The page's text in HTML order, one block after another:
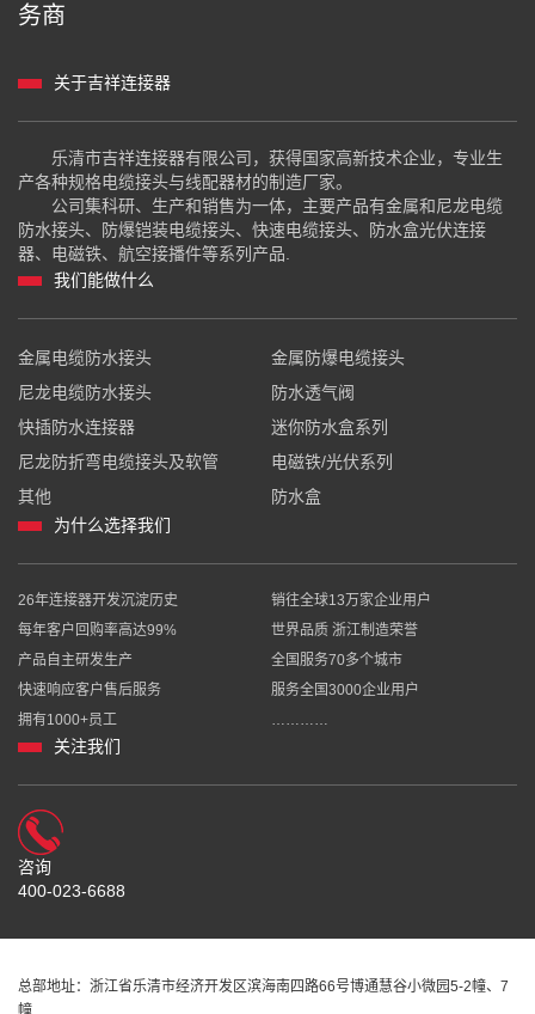
务商
关于吉祥连接器
乐清市吉祥连接器有限公司，获得国家高新技术企业，专业生
产各种规格电缆接头与线配器材的制造厂家。
公司集科研、生产和销售为一体，主要产品有金属和尼龙电缆
防水接头、防爆铠装电缆接头、快速电缆接头、防水盒光伏连接
器、电磁铁、航空接播件等系列产品.
我们能做什么
金属电缆防水接头
金属防爆电缆接头
尼龙电缆防水接头
防水透气阀
快插防水连接器
迷你防水盒系列
尼龙防折弯电缆接头及软管
电磁铁/光伏系列
其他
防水盒
为什么选择我们
26年连接器开发沉淀历史
销往全球13万家企业用户
每年客户回购率高达99%
世界品质 浙江制造荣誉
产品自主研发生产
全国服务70多个城市
快速响应客户售后服务
服务全国3000企业用户
拥有1000+员工
关注我们
咨询
400-023-6688
总部地址：浙江省乐清市经济开发区滨海南四路66号博通慧谷小微园5-2幢、7
幢